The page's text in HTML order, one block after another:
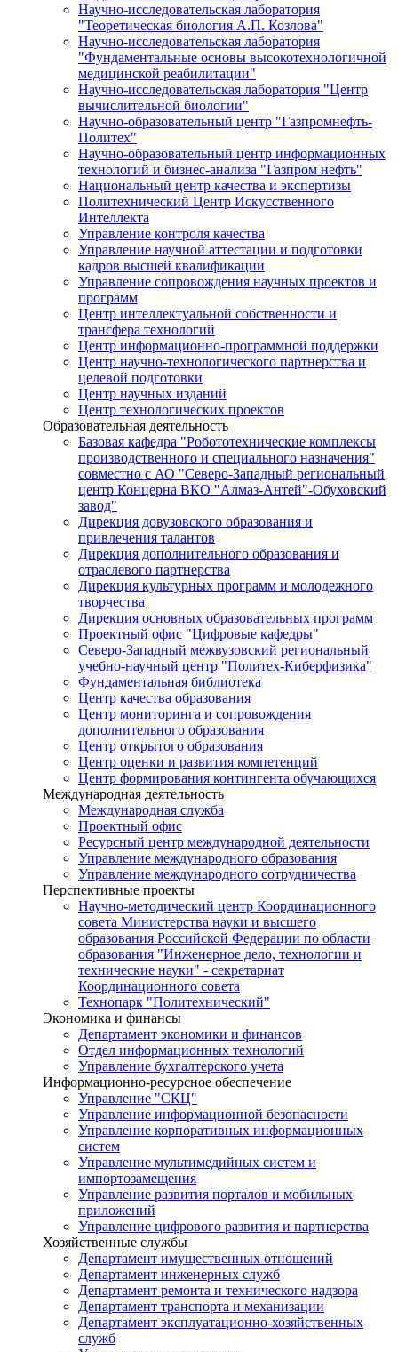
Научно-исследовательская лаборатория
"Теоретическая биология А.П. Козлова"
Научно-исследовательская лаборатория
"Фундаментальные основы высокотехнологичной
медицинской реабилитации"
Научно-исследовательская лаборатория "Центр
вычислительной биологии"
Научно-образовательный центр "Газпромнефть-
Политех"
Научно-образовательный центр информационных
технологий и бизнес-анализа "Газпром нефть"
Национальный центр качества и экспертизы
Политехнический Центр Искусственного
Интеллекта
Управление контроля качества
Управление научной аттестации и подготовки
кадров высшей квалификации
Управление сопровождения научных проектов и
программ
Центр интеллектуальной собственности и
трансфера технологий
Центр информационно-программной поддержки
Центр научно-технологического партнерства и
целевой подготовки
Центр научных изданий
Центр технологических проектов
Образовательная деятельность
Базовая кафедра "Робототехнические комплексы
производственного и специального назначения"
совместно с АО "Северо-Западный региональный
центр Концерна ВКО "Алмаз-Антей"-Обуховский
завод"
Дирекция довузовского образования и
привлечения талантов
Дирекция дополнительного образования и
отраслевого партнерства
Дирекция культурных программ и молодежного
творчества
Дирекция основных образовательных программ
Проектный офис "Цифровые кафедры"
Северо-Западный межвузовский региональный
учебно-научный центр "Политех-Киберфизика"
Фундаментальная библиотека
Центр качества образования
Центр мониторинга и сопровождения
дополнительного образования
Центр открытого образования
Центр оценки и развития компетенций
Центр формирования контингента обучающихся
Международная деятельность
Международная служба
Проектный офис
Ресурсный центр международной деятельности
Управление международного образования
Управление международного сотрудничества
Перспективные проекты
Научно-методический центр Координационного
совета Министерства науки и высшего
образования Российской Федерации по области
образования "Инженерное дело, технологии и
технические науки" - секретариат
Координационного совета
Технопарк "Политехнический"
Экономика и финансы
Департамент экономики и финансов
Отдел информационных технологий
Управление бухгалтерского учета
Информационно-ресурсное обеспечение
Управление "СКЦ"
Управление информационной безопасности
Управление корпоративных информационных
систем
Управление мультимедийных систем и
импортозамещения
Управление развития порталов и мобильных
приложений
Управление цифрового развития и партнерства
Хозяйственные службы
Департамент имущественных отношений
Департамент инженерных служб
Департамент ремонта и технического надзора
Департамент транспорта и механизации
Департамент эксплуатационно-хозяйственных
служб